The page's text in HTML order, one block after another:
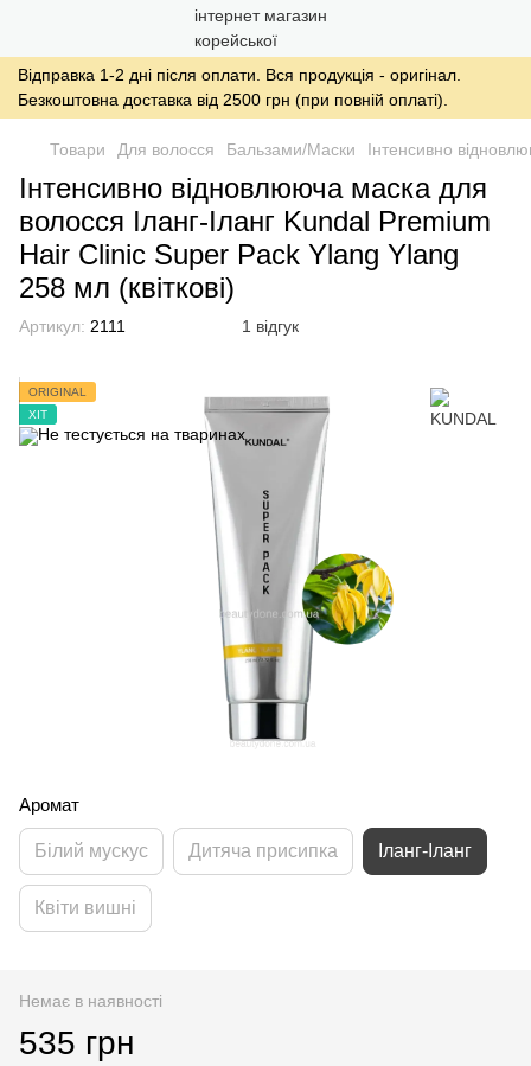
Відправка 1-2 дні після оплати. Вся продукція - оригінал.
Безкоштовна доставка від 2500 грн (при повній оплаті).
Товари Для волосся Бальзами/Маски Інтенсивно
Інтенсивно відновлююча маска для
волосся Іланг-Іланг Kundal Premium
Hair Clinic Super Pack Ylang Ylang
258 мл (квіткові)
Артикул: 2111 1 відгук
ORIGINAL
ХІТ
Аромат
Білий мускус Дитяча присипка Іланг-Іланг
Квіти вишні
Немає в наявності
535 грн